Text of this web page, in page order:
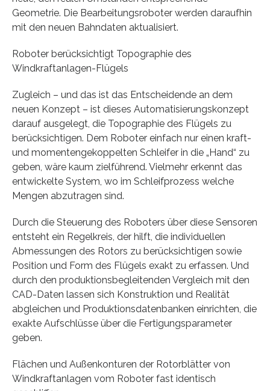
Geometrie. Die Bearbeitungsroboter werden daraufhin
mit den neuen Bahndaten aktualisiert.
Roboter berücksichtigt Topographie des
Windkraftanlagen-Flügels
Zugleich – und das ist das Entscheidende an dem
neuen Konzept – ist dieses Automatisierungskonzept
darauf ausgelegt, die Topographie des Flügels zu
berücksichtigen. Dem Roboter einfach nur einen kraft-
und momentengekoppelten Schleifer in die „Hand“ zu
geben, wäre kaum zielführend. Vielmehr erkennt das
entwickelte System, wo im Schleifprozess welche
Mengen abzutragen sind.
Durch die Steuerung des Roboters über diese Sensoren
entsteht ein Regelkreis, der hilft, die individuellen
Abmessungen des Rotors zu berücksichtigen sowie
Position und Form des Flügels exakt zu erfassen. Und
durch den produktionsbegleitenden Vergleich mit den
CAD-Daten lassen sich Konstruktion und Realität
abgleichen und Produktionsdatenbanken einrichten, die
exakte Aufschlüsse über die Fertigungsparameter
geben.
Flächen und Außenkonturen der Rotorblätter von
Windkraftanlagen vom Roboter fast identisch